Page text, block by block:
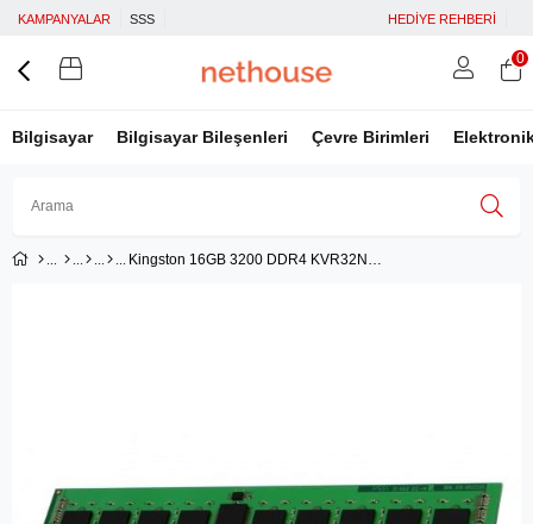
KAMPANYALAR SSS HEDİYE REHBERİ
Bilgisayar Bilgisayar Bileşenleri Çevre Birimleri
Üye Girişi
0
Kingston 16GB 3200 DDR4 KVR32N22S8/16